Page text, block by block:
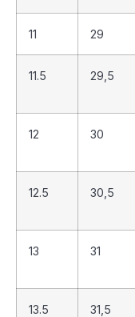
11 29
11.5 29,5
12 30
12.5 30,5
13 31
13.5 31,5